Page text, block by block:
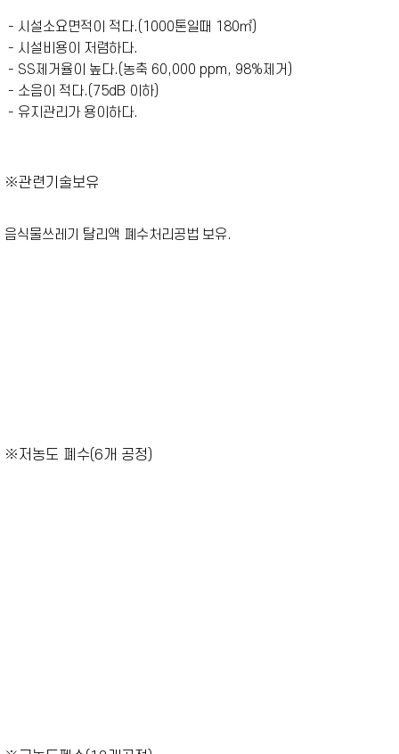
- 시설소요면적이 적다.(1000톤일때 180㎡)
- 시설비용이 저렴하다.
- SS제거율이 높다.(농축 60,000 ppm, 98%제거)
- 소음이 적다.(75dB 이하)
- 유지관리가 용이하다.
※관련기술보유
음식물쓰레기 탈리액 폐수처리공법 보유.
※저농도 폐수(6개 공정)